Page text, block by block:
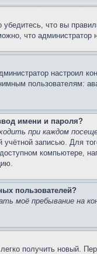
что вы
что
пользователям:
имени и пароля?
при каждом
учётной записью. Для
компьютере,
пользователей?
моё пребывание на
получить новый.